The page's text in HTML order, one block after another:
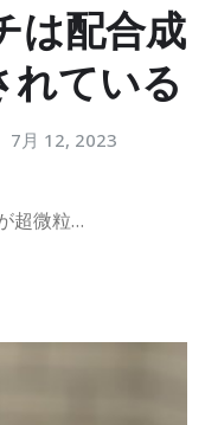
は配合成
れている
7月 12, 2023
超微粒…